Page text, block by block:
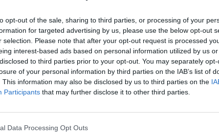
opt-out of the sale, sharing to third parties, or processing of your
for targeted advertising by us, please use the below opt-out
selection. Please note that after your opt-out request is processed
interest-based ads based on personal information utilized by us
to third parties prior to your opt-out. You may separately
of your personal information by third parties on the IAB’s list of
This information may also be disclosed by us to third parties on the
Participants that may further disclose it to other third parties.
Data Processing Opt Outs
Technology
Google Wallet